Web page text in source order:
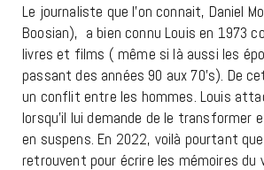
Le journaliste que l’on connait, Daniel
Boosian), a bien connu Louis en 1973
livres et films ( même si là aussi les
passant des années 90 aux 70’s). De
un conflit entre les hommes. Louis
lorsqu’il lui demande de le transformer
en suspens. En 2022, voilà pourtant
retrouvent pour écrire les mémoires du